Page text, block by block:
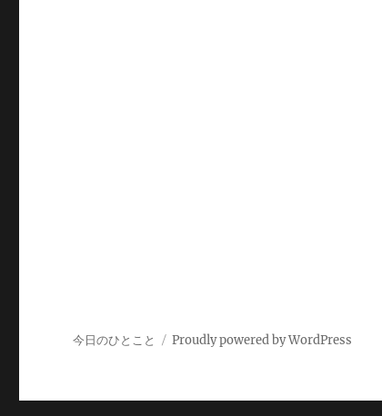
今日のひとこと Proudly powered by WordPress